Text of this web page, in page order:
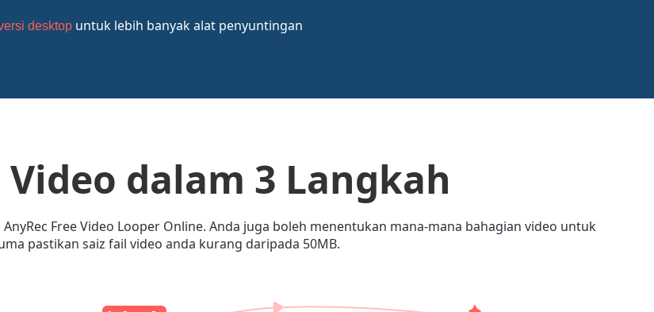
desktop untuk lebih banyak alat penyuntingan
dalam 3 Langkah
Free Video Looper Online. Anda juga boleh menentukan mana-mana bahagian video untuk
pastikan saiz fail video anda kurang daripada 50MB.